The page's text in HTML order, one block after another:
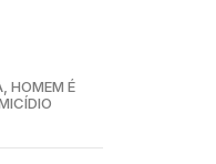
HOMEM É